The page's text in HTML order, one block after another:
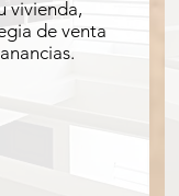
vivienda,
de venta